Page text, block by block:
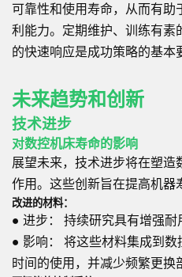
可靠性和使用寿命，从而有助
利能力。定期维护、训练有素
的快速响应是成功策略的基本
未来趋势和创新
技术进步
对数控机床寿命的影响
展望未来，技术进步将在塑
作用。这些创新旨在提高机器
改进的材料：
● 进步： 持续研究具有增强耐
● 影响： 将这些材料集成到
时间的使用，并减少频繁更换